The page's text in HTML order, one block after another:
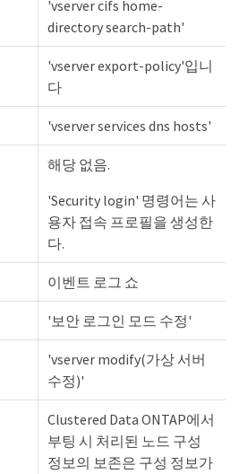
'vserver cifs home-
directory search-path'
'vserver export-policy'입니
다
'vserver services dns hosts'
해당 없음.
'Security login' 명령어는 사
용자 접속 프로필을 생성한
다.
이벤트 로그 쇼
'보안 로그인 모드 수정'
'vserver modify(가상 서버
수정)'
Clustered Data ONTAP에서
부팅 시 처리된 노드 구성
정보의 보존은 구성 정보가